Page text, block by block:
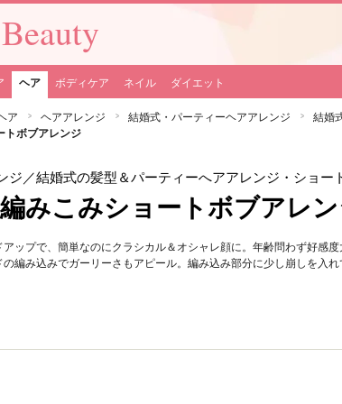
Beauty
ヘア ボディケア ネイル ダイエット
ア ヘアアレンジ 結婚式・パーティーヘアアレンジ
結婚
トボブアレンジ
ジ ／結婚式の髪型＆パーティーへアアレンジ・ショー
みこみショートボブアレ
ップで、簡単なのにクラシカル＆オシャレ顔に。年齢問わず好感
編み込みでガーリーさもアピール。編み込み部分に少し崩しを入